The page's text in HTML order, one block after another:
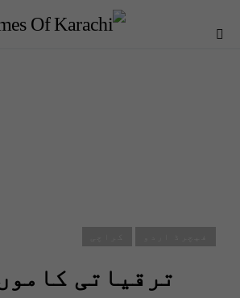
ترقیاتی